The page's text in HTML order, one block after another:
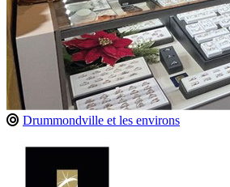
Drummondville et les environs